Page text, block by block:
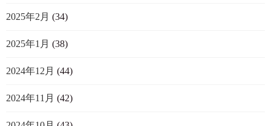
2025年2月 (34)
2025年1月 (38)
2024年12月 (44)
2024年11月 (42)